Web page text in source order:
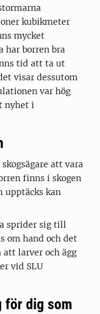
kubikmeter
mycket
har borren bra
tid att ta ut
visar dessutom
var hög
nyhet i
att vara
finns i skogen
upptäcks kan
sprider sig till
om hand och det
larver och ägg
vid SLU
för dig som